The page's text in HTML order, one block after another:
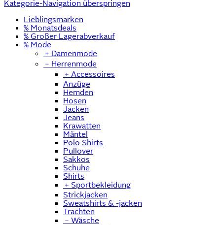
Kategorie-Navigation überspringen
Lieblingsmarken
% Monatsdeals
% Großer Lagerabverkauf
% Mode
﹢ Damenmode
﹣ Herrenmode
﹢ Accessoires
Anzüge
Hemden
Hosen
Jacken
Jeans
Krawatten
Mäntel
Polo Shirts
Pullover
Sakkos
Schuhe
Shirts
﹢ Sportbekleidung
Strickjacken
Sweatshirts & -jacken
Trachten
﹣ Wäsche